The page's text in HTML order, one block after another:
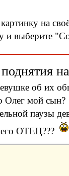
на
и выберите
об их
Олег мой сын?
паузы
ОТЕЦ???